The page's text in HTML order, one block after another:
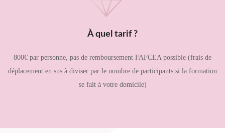
À quel tarif ?
800€ par personne, pas de remboursement FAFCEA possible (frais de
déplacement en sus à diviser par le nombre de participants si la formation
se fait à votre domicile)